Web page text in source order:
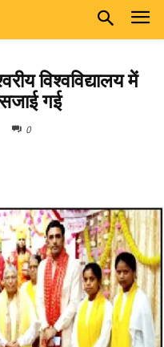
विश्वविद्यालय में
गई
0